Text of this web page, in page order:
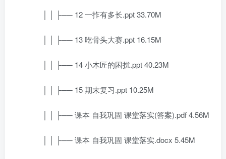
│ │ ├── 12 一拃有多长.ppt 33.70M
│ │ ├── 13 吃骨头大赛.ppt 16.15M
│ │ ├── 14 小木匠的困扰.ppt 40.23M
│ │ ├── 15 期末复习.ppt 10.25M
│ │ ├── 课本 自我巩固 课堂落实(答案).pdf 4.56M
│ │ ├── 课本 自我巩固 课堂落实.docx 5.45M